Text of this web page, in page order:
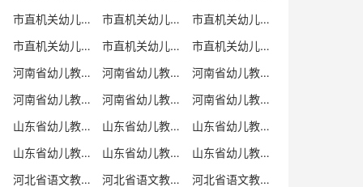
市直机关幼儿教师招聘
市直机关幼儿教师考试
市直机关幼儿教师招聘考试真题
市直机关幼儿教师招聘考试真题卷
市直机关幼儿教师编制考试真题卷
市直机关幼儿教师编制考试真题
河南省幼儿教师招聘
河南省幼儿教师考试
河南省幼儿教师招聘考试真题
河南省幼儿教师招聘考试真题卷
河南省幼儿教师编制考试真题
河南省幼儿教师编制考试真题卷
山东省幼儿教师招聘
山东省幼儿教师考试
山东省幼儿教师招聘考试真题
山东省幼儿教师招聘考试真题卷
山东省幼儿教师编制考试真题
山东省幼儿教师编制考试真题卷
河北省语文教师招聘
河北省语文教师招聘考试真题
河北省语文教师招聘考试真题卷